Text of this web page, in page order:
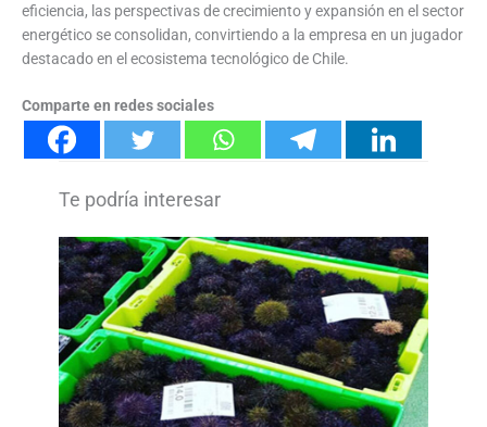
eficiencia, las perspectivas de crecimiento y expansión en el sector
energético se consolidan, convirtiendo a la empresa en un jugador
destacado en el ecosistema tecnológico de Chile.
Comparte en redes sociales